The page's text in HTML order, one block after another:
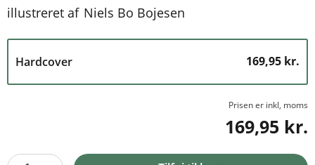
illustreret af Niels Bo Bojesen
Hardcover 169,95 kr.
Prisen er inkl, moms
169,95 kr.